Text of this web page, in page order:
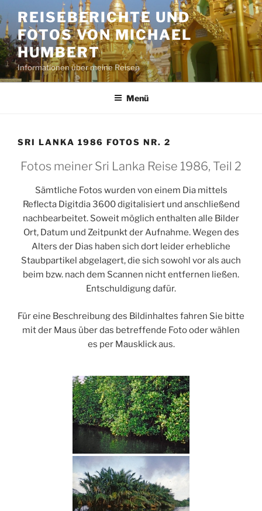
Inhalt
springen
REISEBERICHTE UND
FOTOS VON MICHAEL
HUMBERT
Informationen über meine Reisen
Menü
SRI LANKA 1986 FOTOS NR. 2
Fotos meiner Sri Lanka Reise 1986, Teil 2
Sämtliche Fotos wurden von einem Dia mittels
Reflecta Digitdia 3600 digitalisiert und anschließend
nachbearbeitet. Soweit möglich enthalten alle Bilder
Ort, Datum und Zeitpunkt der Aufnahme. Wegen des
Alters der Dias haben sich dort leider erhebliche
Staubpartikel abgelagert, die sich sowohl vor als auch
beim bzw. nach dem Scannen nicht entfernen ließen.
Entschuldigung dafür.
Für eine Beschreibung des Bildinhaltes fahren Sie bitte
mit der Maus über das betreffende Foto oder wählen
es per Mausklick aus.